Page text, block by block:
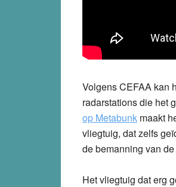
Volgens CEFAA kan
radarstations die het
op Metabunk maakt
vliegtuig, dat zelfs
de bemanning van
Het vliegtuig dat erg